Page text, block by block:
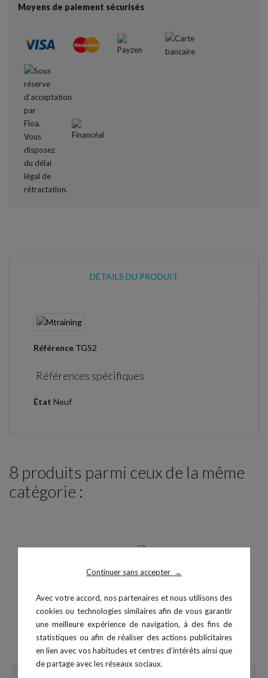
Continuer sans accepter →
Avec votre accord, nos partenaires et nous utilisons des
cookies ou technologies similaires afin de vous garantir
une meilleure expérience de navigation, à des fins de
statistiques ou afin de réaliser des actions publicitaires
en lien avec vos habitudes et centres d’intérêts ainsi que
de partage avec les réseaux sociaux.
Moyens de paiement sécurisés
DÉTAILS DU PRODUIT
Référence TGS2
Références spécifiques
État Neuf
8 produits parmi ceux de la même
catégorie :
Porte Nattes Mobile
Prix
150,00 €
Air Mat - 300x200x20 cm
Prix
949,00 €